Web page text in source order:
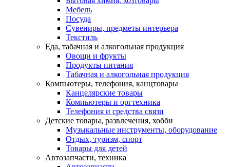
Мебель
Посуда
Сувениры, предметы интерьера
Текстиль
Еда, табачная и алкогольная продукция
Овощи и фрукты
Продукты питания
Табачная и алкогольная продукция
Компьютеры, телефония, канцтовары
Канцелярские товары
Компьютеры и оргтехника
Телефония и средства связи
Детские товары, развлечения, хобби
Музыкальные инструменты, оборудование
Отдых, туризм, спорт
Товары для детей
Автозапчасти, техника